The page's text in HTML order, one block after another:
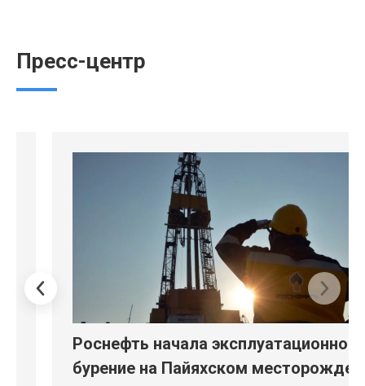
Пресс-центр
Роснефть начала эксплуатационное
бурение на Пайяхском месторождении